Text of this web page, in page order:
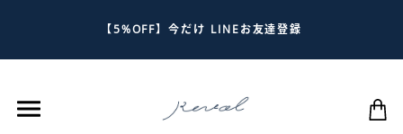
【5%OFF】今だけ LINEお友達登録